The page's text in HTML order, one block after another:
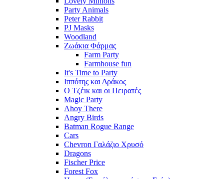
Party Animals
Peter Rabbit
PJ Masks
Woodland
Ζωάκια Φάρμας
Farm Party
Farmhouse fun
It's Time to Party
Ιππότης και Δράκος
Ο Τζέικ και οι Πειρατές
Magic Party
Ahoy There
Angry Birds
Batman Rogue Range
Cars
Chevron Γαλάζιο Χρυσό
Dragons
Fischer Price
Forest Fox